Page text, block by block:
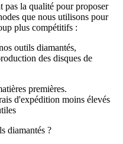
pas la qualité pour proposer
que nous utilisons pour
plus compétitifs :
outils diamantés,
des disques de
premières.
d'expédition moins élevés
diamantés ?